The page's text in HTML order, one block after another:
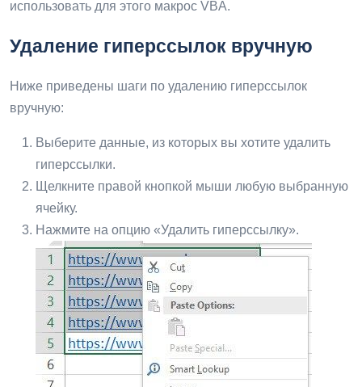
использовать для этого макрос VBA.
Удаление гиперссылок вручную
Ниже приведены шаги по удалению гиперссылок
вручную:
Выберите данные, из которых вы хотите удалить
гиперссылки.
Щелкните правой кнопкой мыши любую выбранную
ячейку.
Нажмите на опцию «Удалить гиперссылку».